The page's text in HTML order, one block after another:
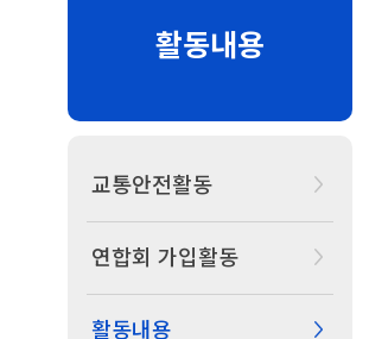
활동내용
교통안전활동
연합회 가입활동
활동내용